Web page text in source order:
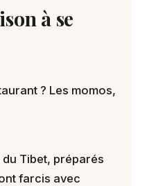
à se
? Les momos,
Tibet, préparés
farcis avec